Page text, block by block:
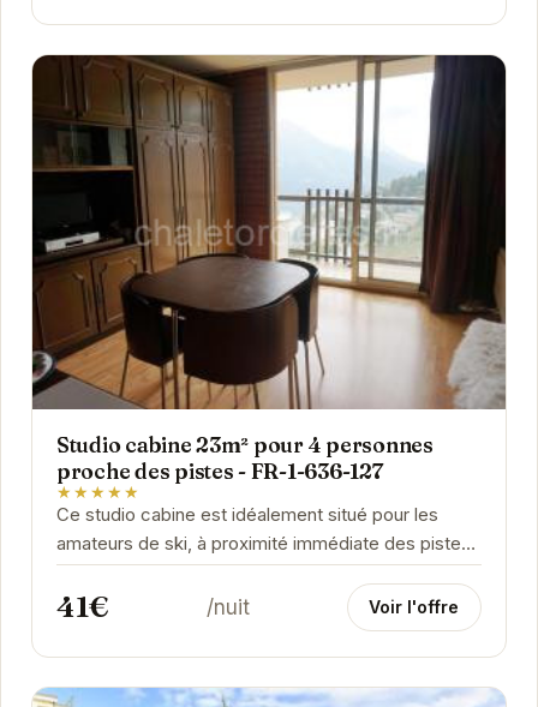
Studio cabine 23m² pour 4 personnes
proche des pistes - FR-1-636-127
★★★★★
Ce studio cabine est idéalement situé pour les
amateurs de ski, à proximité immédiate des pistes
d'Orcières Merlette 1850. Pouvant accueillir...
41€ /nuit Voir l'offre